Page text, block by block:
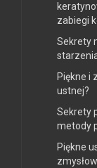
zabiegi
Sekrety
Piękne i
ustnej?
Sekrety
metody
Piękne